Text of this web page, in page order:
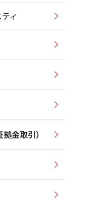
ィ
金取引）